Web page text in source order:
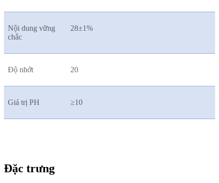
Nội dung vững
chắc
28±1%
Độ nhớt 20
Giá trị PH ≥10
Đặc trưng